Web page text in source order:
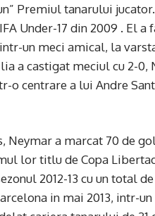
Premiul tanarului
Under-17 din 2009 . El
un meci amical, la
a castigat meciul cu 2-
o centrare a lui Andre
Neymar a marcat 70 de
lor titlu de Copa
2012-13 cu un total
in mai 2013, intr-